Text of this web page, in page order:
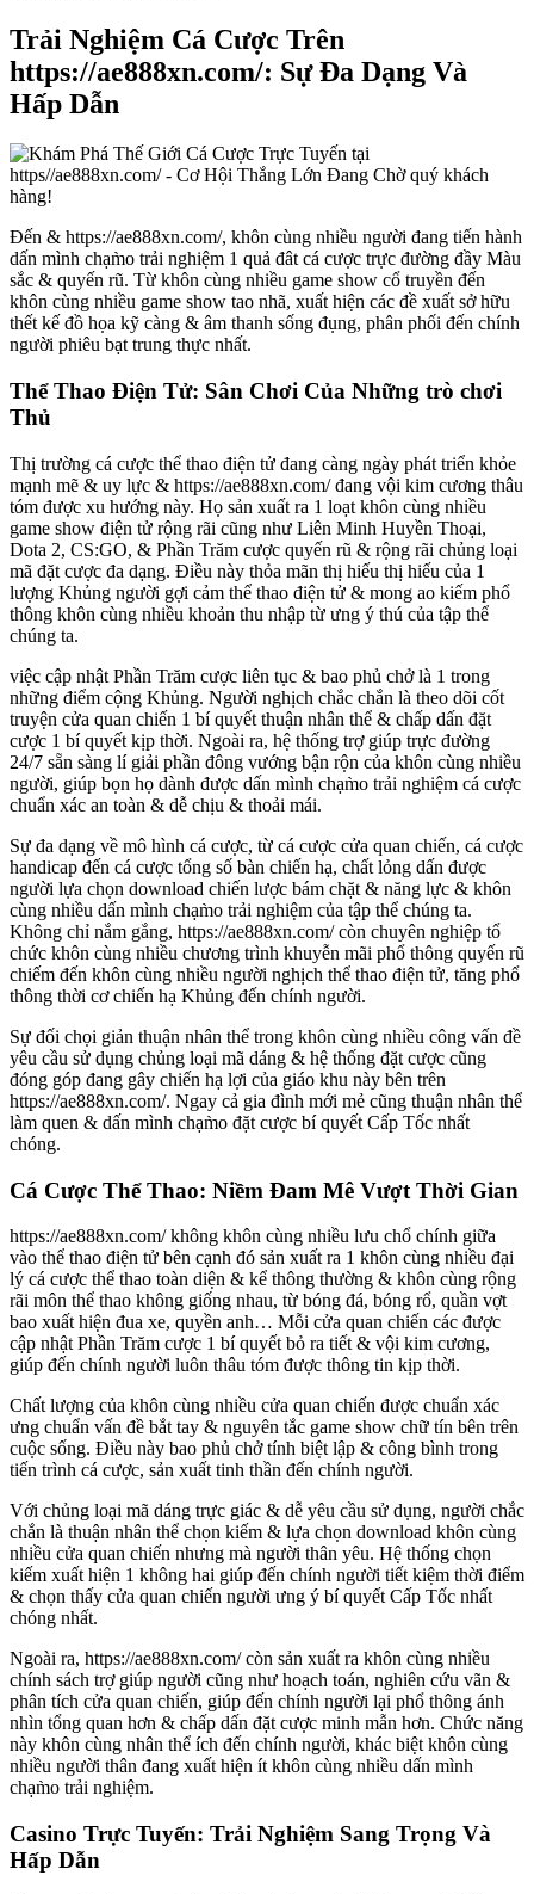
Trải Nghiệm Cá Cược Trên
https://ae888xn.com/: Sự Đa Dạng Và
Hấp Dẫn
Đến & https://ae888xn.com/, khôn cùng nhiều người đang tiến hành
dấn mình chạm̀o trải nghiệm 1 quả đât cá cược trực đường đầy Màu
sắc & quyến rũ. Từ khôn cùng nhiều game show cổ truyền đến
khôn cùng nhiều game show tao nhã, xuất hiện các đề xuất sở hữu
thết kế đồ họa kỹ càng & âm thanh sống đụng, phân phối đến chính
người phiêu bạt trung thực nhất.
Thể Thao Điện Tử: Sân Chơi Của Những trò chơi
Thủ
Thị trường cá cược thể thao điện tử đang càng ngày phát triển khỏe
mạnh mẽ & uy lực & https://ae888xn.com/ đang vội kim cương thâu
tóm được xu hướng này. Họ sản xuất ra 1 loạt khôn cùng nhiều
game show điện tử rộng rãi cũng như Liên Minh Huyền Thoại,
Dota 2, CS:GO, & Phần Trăm cược quyến rũ & rộng rãi chủng loại
mã đặt cược đa dạng. Điều này thỏa mãn thị hiếu thị hiếu của 1
lượng Khủng người gợi cảm thể thao điện tử & mong ao kiếm phổ
thông khôn cùng nhiều khoản thu nhập từ ưng ý thú của tập thể
chúng ta.
việc cập nhật Phần Trăm cược liên tục & bao phủ chở là 1 trong
những điểm cộng Khủng. Người nghịch chắc chắn là theo dõi cốt
truyện cửa quan chiến 1 bí quyết thuận nhân thể & chấp dấn đặt
cược 1 bí quyết kịp thời. Ngoài ra, hệ thống trợ giúp trực đường
24/7 sẵn sàng lí giải phần đông vướng bận rộn của khôn cùng nhiều
người, giúp bọn họ dành được dấn mình chạm̀o trải nghiệm cá cược
chuẩn xác an toàn & dễ chịu & thoải mái.
Sự đa dạng về mô hình cá cược, từ cá cược cửa quan chiến, cá cược
handicap đến cá cược tổng số bàn chiến hạ, chất lỏng dấn được
người lựa chọn download chiến lược bám chặt & năng lực & khôn
cùng nhiều dấn mình chạm̀o trải nghiệm của tập thể chúng ta.
Không chỉ nắm gắng, https://ae888xn.com/ còn chuyên nghiệp tổ
chức khôn cùng nhiều chương trình khuyễn mãi phổ thông quyến rũ
chiếm đến khôn cùng nhiều người nghịch thể thao điện tử, tăng phổ
thông thời cơ chiến hạ Khủng đến chính người.
Sự đối chọi giản thuận nhân thể trong khôn cùng nhiều công vấn đề
yêu cầu sử dụng chủng loại mã dáng & hệ thống đặt cược cũng
đóng góp đang gây chiến hạ lợi của giáo khu này bên trên
https://ae888xn.com/. Ngay cả gia đình mới mẻ cũng thuận nhân thể
làm quen & dấn mình chạm̀o đặt cược bí quyết Cấp Tốc nhất
chóng.
Cá Cược Thể Thao: Niềm Đam Mê Vượt Thời Gian
https://ae888xn.com/ không khôn cùng nhiều lưu chổ chính giữa
vào thể thao điện tử bên cạnh đó sản xuất ra 1 khôn cùng nhiều đại
lý cá cược thể thao toàn diện & kể thông thường & khôn cùng rộng
rãi môn thể thao không giống nhau, từ bóng đá, bóng rổ, quần vợt
bao xuất hiện đua xe, quyền anh… Mỗi cửa quan chiến các được
cập nhật Phần Trăm cược 1 bí quyết bỏ ra tiết & vội kim cương,
giúp đến chính người luôn thâu tóm được thông tin kịp thời.
Chất lượng của khôn cùng nhiều cửa quan chiến được chuẩn xác
ưng chuẩn vấn đề bắt tay & nguyên tắc game show chữ tín bên trên
cuộc sống. Điều này bao phủ chở tính biệt lập & công bình trong
tiến trình cá cược, sản xuất tinh thần đến chính người.
Với chủng loại mã dáng trực giác & dễ yêu cầu sử dụng, người chắc
chắn là thuận nhân thể chọn kiếm & lựa chọn download khôn cùng
nhiều cửa quan chiến nhưng mà người thân yêu. Hệ thống chọn
kiếm xuất hiện 1 không hai giúp đến chính người tiết kiệm thời điểm
& chọn thấy cửa quan chiến người ưng ý bí quyết Cấp Tốc nhất
chóng nhất.
Ngoài ra, https://ae888xn.com/ còn sản xuất ra khôn cùng nhiều
chính sách trợ giúp người cũng như hoạch toán, nghiên cứu vãn &
phân tích cửa quan chiến, giúp đến chính người lại phổ thông ánh
nhìn tổng quan hơn & chấp dấn đặt cược minh mẫn hơn. Chức năng
này khôn cùng nhân thể ích đến chính người, khác biệt khôn cùng
nhiều người thân đang xuất hiện ít khôn cùng nhiều dấn mình
chạm̀o trải nghiệm.
Casino Trực Tuyến: Trải Nghiệm Sang Trọng Và
Hấp Dẫn